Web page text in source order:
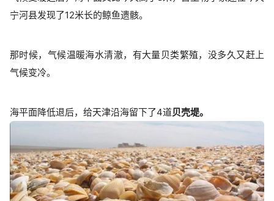
宁河县发现了12米长的鲸鱼遗骸。
那时候，气候温暖海水清澈，有大量贝类繁殖，没多久又赶上
气候变冷。
海平面降低退后，给天津沿海留下了4道贝壳堤。